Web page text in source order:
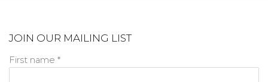
JOIN OUR MAILING LIST
First name *